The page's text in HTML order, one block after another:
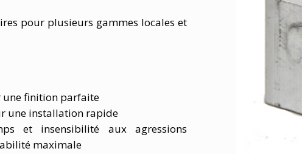
pour plusieurs gammes locales et
finition parfaite
une installation rapide
et insensibilité aux agressions
maximale